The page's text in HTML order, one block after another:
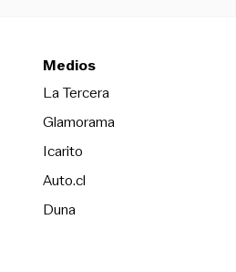
Medios
La TerceraOpens in new
Glamorama
Icarito
Auto.cl
DunaOpens in new window